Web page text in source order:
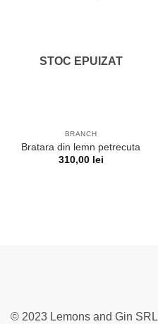
STOC EPUIZAT
BRANCH
Bratara din lemn petrecuta
310,00 lei
© 2023 Lemons and Gin SRL